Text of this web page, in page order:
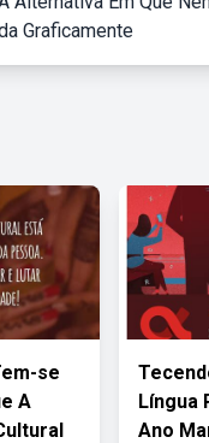
Graficamente
se
A
Língua
Ano